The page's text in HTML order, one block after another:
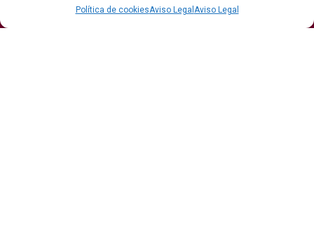
Política de cookiesAviso Legal Aviso Legal
Gastronomía
Protagonistas